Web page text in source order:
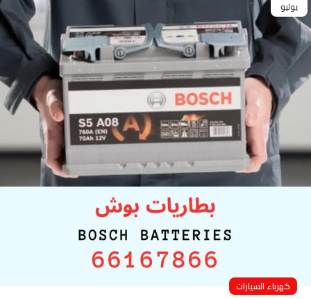
يوليو
كهرباء السيارات